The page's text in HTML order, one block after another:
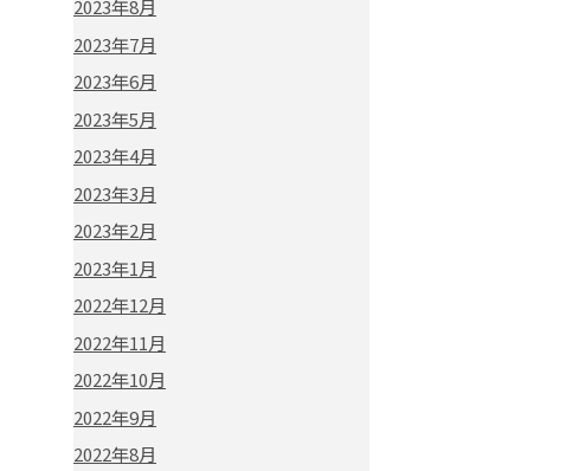
2023年8月
2023年7月
2023年6月
2023年5月
2023年4月
2023年3月
2023年2月
2023年1月
2022年12月
2022年11月
2022年10月
2022年9月
2022年8月